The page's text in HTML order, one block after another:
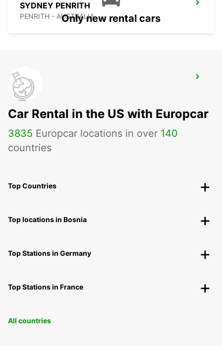
SYDNEY PENRITH
PENRITH - AUSTRALIA
GOSFORD LISAROW
GOSFORD - AUSTRALIA
Only new rental cars
Car Rental in the US with Europcar
3835 Europcar locations in over 140
countries
Top Countries
Top locations in Bosnia
Top Stations in Germany
Top Stations in France
All countries